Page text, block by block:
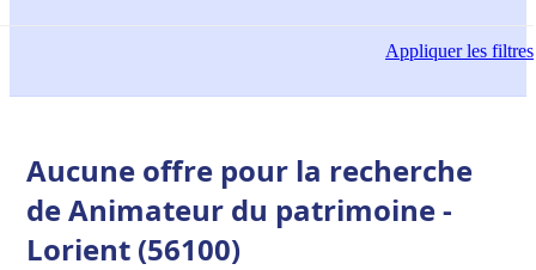
Appliquerles filtres
Aucune offre pour la recherche
de Animateur du patrimoine -
Lorient (56100)